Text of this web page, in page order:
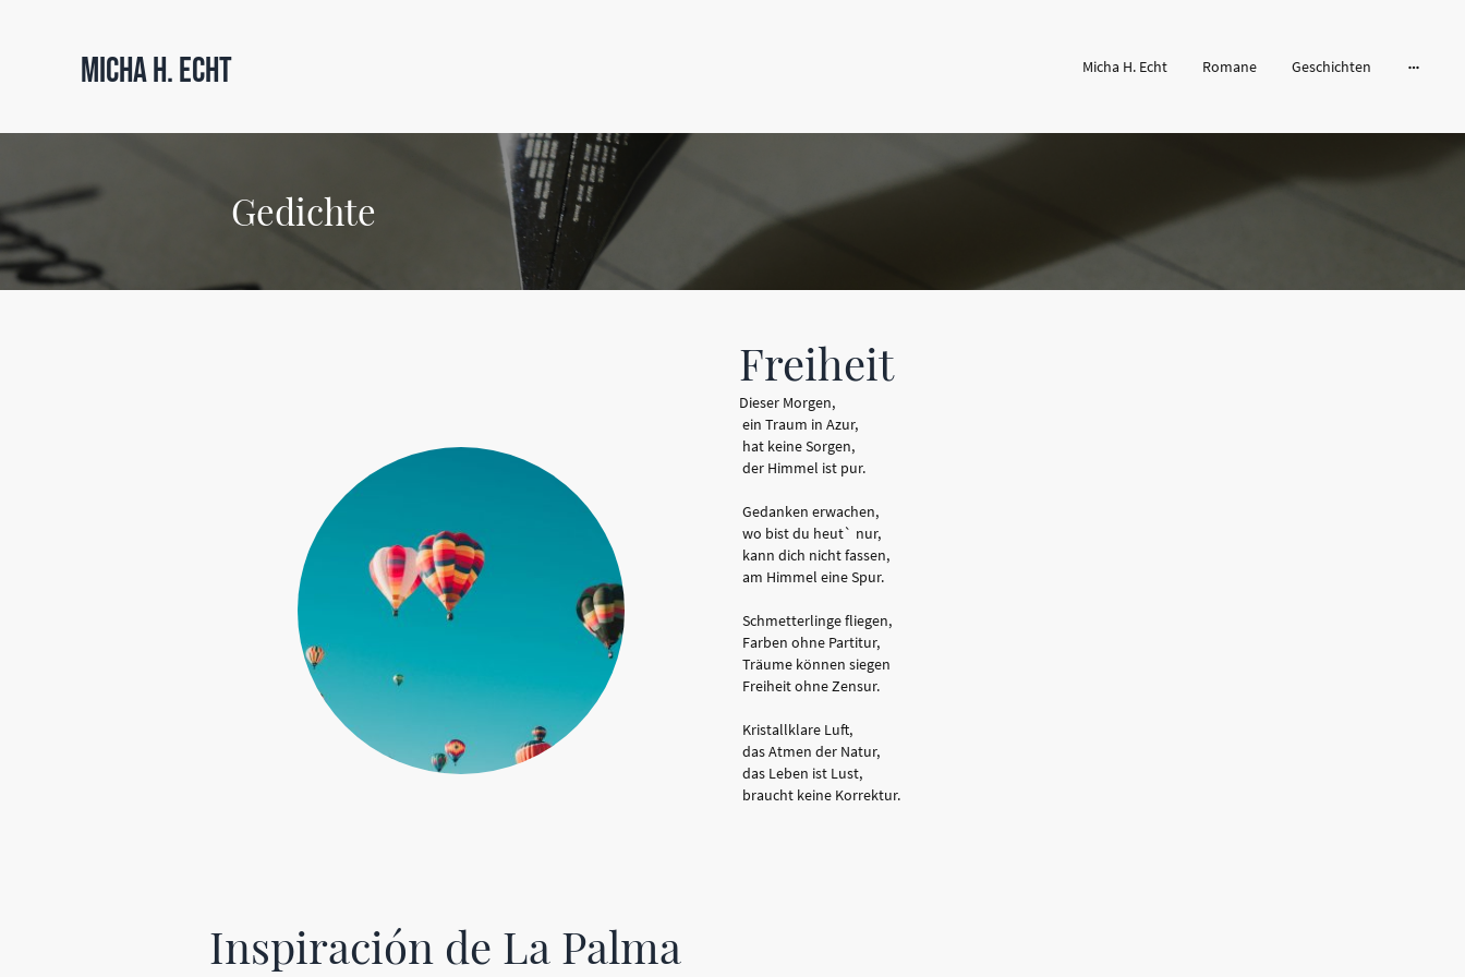
Micha H. Echt Micha H. Echt Romane Geschichten
Gedichte
Freiheit
Dieser Morgen,
ein Traum in Azur,
hat keine Sorgen,
der Himmel ist pur.
Gedanken erwachen,
wo bist du heut` nur,
kann dich nicht fassen,
am Himmel eine Spur.
Schmetterlinge fliegen,
Farben ohne Partitur,
Träume können siegen
Freiheit ohne Zensur.
Kristallklare Luft,
das Atmen der Natur,
das Leben ist Lust,
braucht keine Korrektur.
Inspiración de La Palma